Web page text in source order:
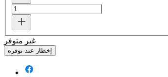
غير متوفر
إخطار عند توفره